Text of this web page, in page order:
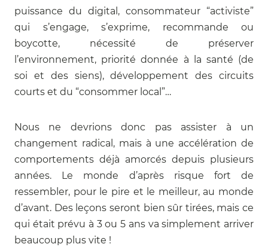
puissance du digital, consommateur “activiste”
qui s’engage, s’exprime, recommande ou
boycotte, nécessité de préserver
l’environnement, priorité donnée à la santé (de
soi et des siens), développement des circuits
courts et du “consommer local”…
Nous ne devrions donc pas assister à un
changement radical, mais à une accélération de
comportements déjà amorcés depuis plusieurs
années. Le monde d’après risque fort de
ressembler, pour le pire et le meilleur, au monde
d’avant. Des leçons seront bien sûr tirées, mais ce
qui était prévu à 3 ou 5 ans va simplement arriver
beaucoup plus vite !